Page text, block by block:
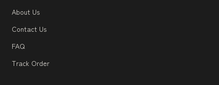
About Us
Contact Us
FAQ
Track Order